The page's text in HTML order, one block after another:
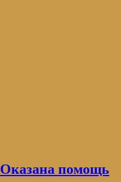
Оказана помощь